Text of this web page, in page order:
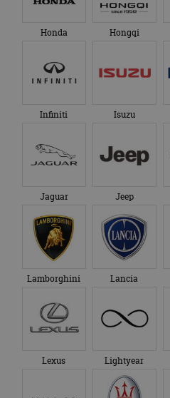
Honda Hongqi
Infiniti Isuzu
Jaguar Jeep
Lamborghini Lancia
Lexus Lightyear